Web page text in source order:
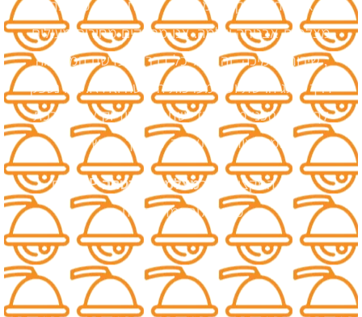
אם אתם זקוקים למצלמת IP אחת , או מערכת
מצלמות אבטחה שלמה. אנו מספקים מחירים מעולים
, שירות ותמיכה. זה כולל כל דבר מ-עדשת המצלמה
דרך מתג הרשת ועד מערכות הקלטה וNVR. אנו נספק
לך מידע טכני מלא בכדי שתרכוש בידיוק את מערכת
המצלמות המתאימה לצרכיך האישים!
אנחנו המקצוענים במצלמות אבטחה IP
ורשת
משוכללות ומתקדמות.